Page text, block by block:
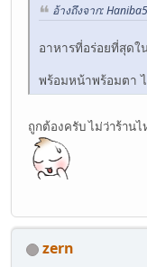
อ้างถึงจาก:
อาหารที่อร่อยที่สุด
พร้อมหน้าพร้อมตา
ถูกต้องครับ ไม่ว่าร้าน
zern